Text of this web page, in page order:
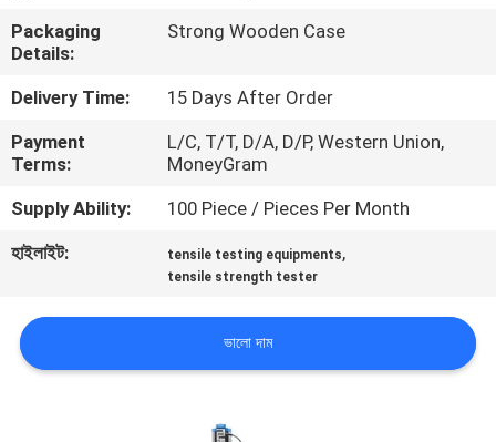
আমাদের
কারখানা
গুণমান
আমাদের
Packaging
Details:
Strong Wooden Case
Delivery Time:
15 Days After Order
Payment
Terms:
L/C, T/T, D/A, D/P, Western Union,
MoneyGram
Supply Ability:
100 Piece / Pieces Per Month
হাইলাইট:
tensile testing equipments,
tensile strength tester
ভালো দাম